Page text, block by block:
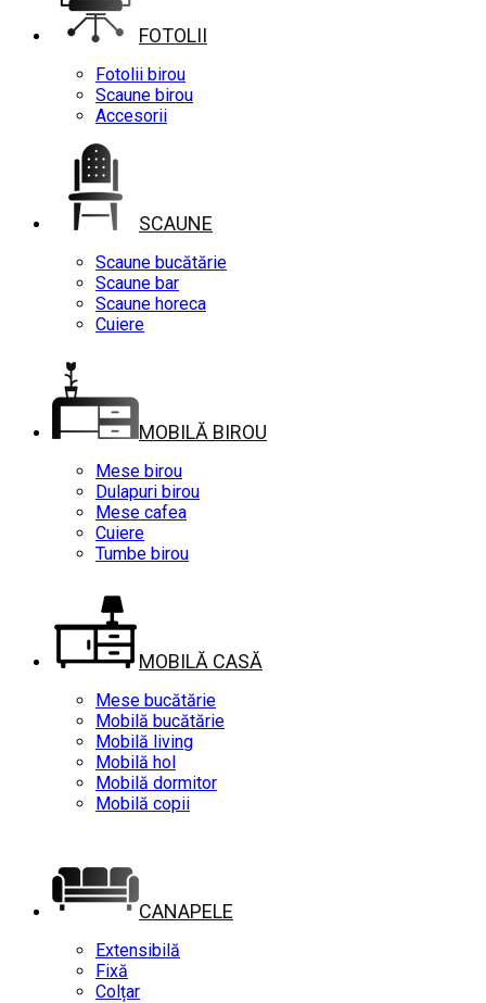
FOTOLII
Fotolii birou
Scaune birou
Accesorii
SCAUNE
Scaune bucătărie
Scaune bar
Scaune horeca
Cuiere
MOBILĂ BIROU
Mese birou
Dulapuri birou
Mese cafea
Cuiere
Tumbe birou
MOBILĂ CASĂ
Mese bucătărie
Mobilă bucătărie
Mobilă living
Mobilă hol
Mobilă dormitor
Mobilă copii
CANAPELE
Extensibilă
Fixă
Colțar